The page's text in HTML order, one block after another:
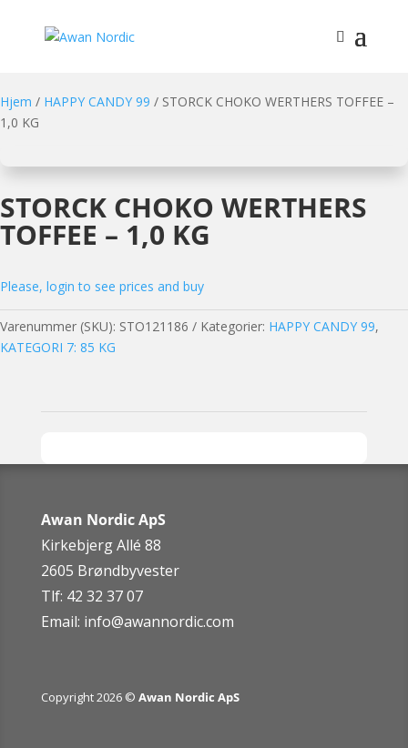
Hjem / HAPPY CANDY 99 / STORCK CHOKO WERTHERS TOFFEE –
1,0 KG
STORCK CHOKO WERTHERS
TOFFEE – 1,0 KG
Please, login to see prices and buy
Varenummer (SKU): STO121186 Kategorier: HAPPY CANDY 99,
KATEGORI 7: 85 KG
Awan Nordic ApS
Kirkebjerg Allé 88
2605 Brøndbyvester
Tlf: 42 32 37 07
Email: info@awannordic.com
Copyright 2026 © Awan Nordic ApS